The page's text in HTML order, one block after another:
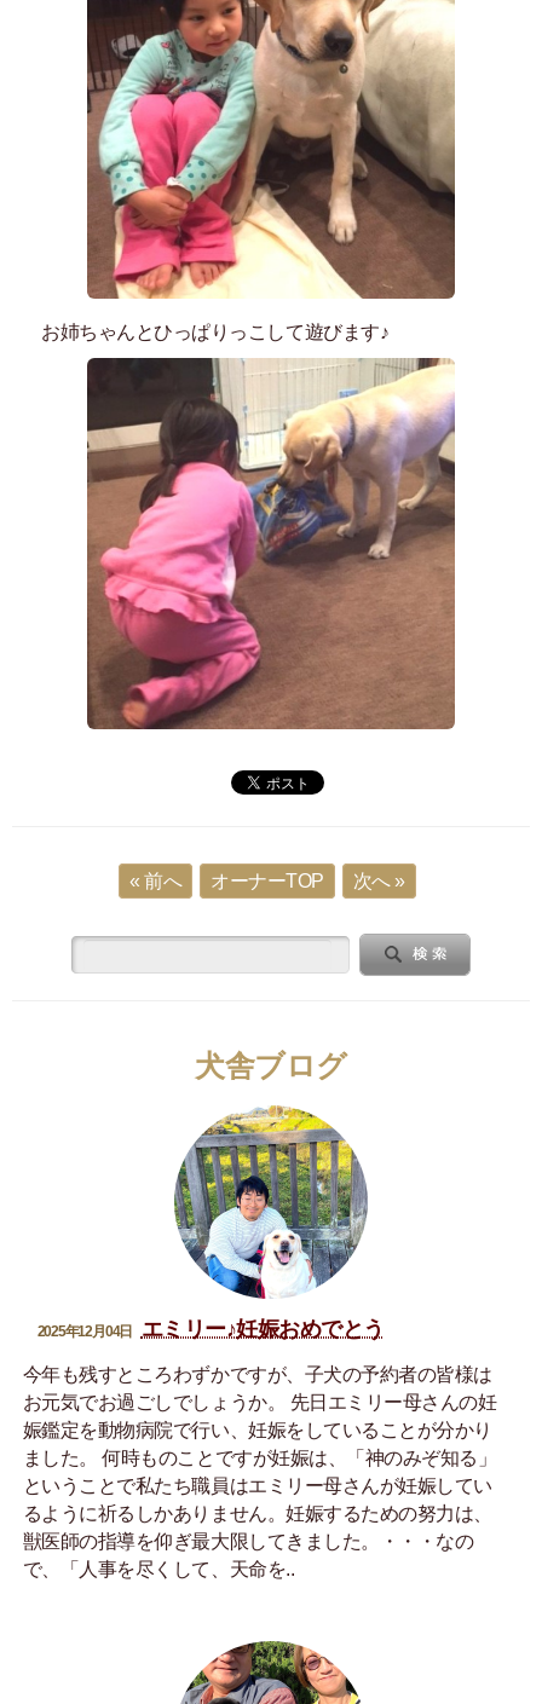
お姉ちゃんとひっぱりっこして遊びます♪
« 前へ オーナーTOP 次へ »
犬舎ブログ
2025年12月04日 エミリー♪妊娠おめでとう
今年も残すところわずかですが、子犬の予約者の皆様は
お元気でお過ごしでしょうか。 先日エミリー母さんの妊
娠鑑定を動物病院で行い、妊娠をしていることが分かり
ました。 何時ものことですが妊娠は、「神のみぞ知る」
ということで私たち職員はエミリー母さんが妊娠してい
るように祈るしかありません。妊娠するための努力は、
獣医師の指導を仰ぎ最大限してきました。・・・なの
で、「人事を尽くして、天命を..